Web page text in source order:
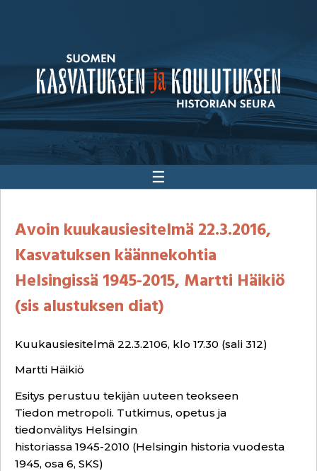
☰
Avoin kuukausiesitelmä 22.3.2016,
Kasvatuksen käännekohtia
Helsingissä 1945-2015, Martti Häikiö
(sis alustuksen diat)
Kuukausiesitelmä 22.3.2106, klo 17.30 (sali 312)
Martti Häikiö
Esitys perustuu tekijän uuteen teokseen
Tiedon metropoli. Tutkimus, opetus ja
tiedonvälitys Helsingin
historiassa 1945-2010 (Helsingin historia vuodesta
1945, osa 6, SKS)